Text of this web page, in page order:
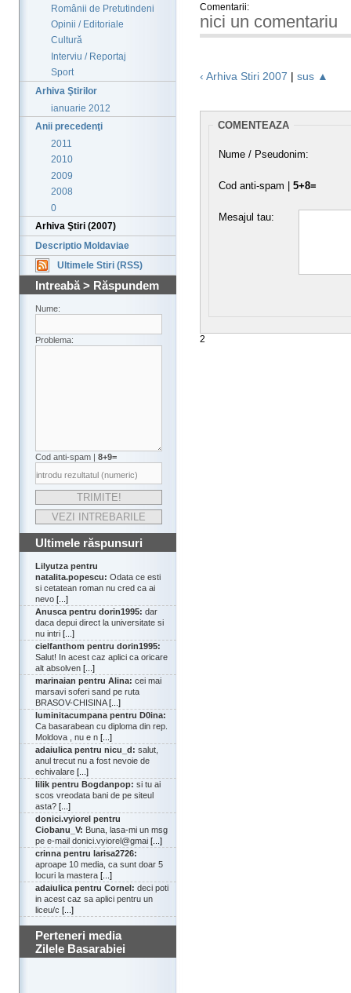
Românii de Pretutindeni
Opinii / Editoriale
Cultură
Interviu / Reportaj
Sport
Arhiva Ştirilor
ianuarie 2012
Anii precedenţi
2011
2010
2009
2008
0
Arhiva Ştiri (2007)
Descriptio Moldaviae
Ultimele Stiri (RSS)
Intreabă > Răspundem
Nume:
Problema:
Cod anti-spam | 8+9=
Ultimele răspunsuri
Lilyutza pentru
natalita.popescu: Odata ce esti
si cetatean roman nu cred ca ai
nevo [...]
Anusca pentru dorin1995: dar
daca depui direct la universitate si
nu intri [...]
cielfanthom pentru dorin1995:
Salut! In acest caz aplici ca oricare
alt absolven [...]
marinaian pentru Alina: cei mai
marsavi soferi sand pe ruta
BRASOV-CHISINA[...]
luminitacumpana pentru D0ina:
Ca basarabean cu diploma din rep.
Moldova , nu e n [...]
adaiulica pentru nicu_d: salut,
anul trecut nu a fost nevoie de
echivalare [...]
lilik pentru Bogdanpop: si tu ai
scos vreodata bani de pe siteul
asta? [...]
donici.vyiorel pentru
Ciobanu_V: Buna, lasa-mi un msg
pe e-mail donici.vyiorel@gmai [...]
crinna pentru larisa2726:
aproape 10 media, ca sunt doar 5
locuri la mastera [...]
adaiulica pentru Cornel: deci poti
in acest caz sa aplici pentru un
liceu/c [...]
Perteneri media
Zilele Basarabiei
Comentarii:
nici un comentariu
‹ Arhiva Stiri 2007 | sus ▲
COMENTEAZA
Nume / Pseudonim:
Cod anti-spam | 5+8=
Mesajul tau:
2